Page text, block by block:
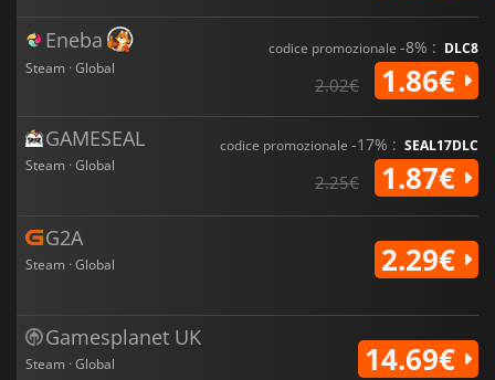
Eneba
Steam · Global
codice promozionale -8% : DLC8
2.02€ 1.86€
GAMESEAL
Steam · Global
codice promozionale -17% : SEAL17DLC
2.25€ 1.87€
G2A
Steam · Global 2.29€
Gamesplanet UK
Steam · Global 14.69€